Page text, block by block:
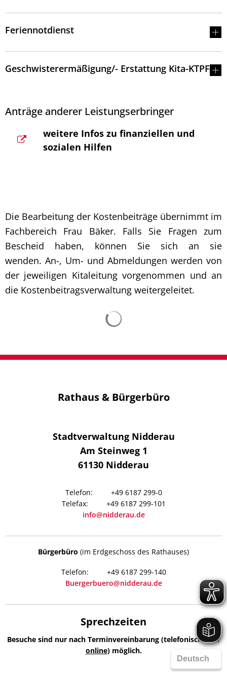
Feriennotdienst
Geschwisterermäßigung/- Erstattung Kita-KTPF
Anträge anderer Leistungserbringer
weitere Infos zu finanziellen und
sozialen Hilfen
Die Bearbeitung der Kostenbeiträge übernimmt im
Fachbereich Frau Bäker. Falls Sie Fragen zum
Bescheid haben, können Sie sich an sie
wenden. An-, Um- und Abmeldungen werden von
der jeweiligen Kitaleitung vorgenommen und an
die Kostenbeitragsverwaltung weitergeleitet.
Rathaus & Bürgerbüro
Stadtverwaltung Nidderau
Am Steinweg 1
61130 Nidderau
+49 6187 299-0
+49 6187 299-101
info@nidderau.de
Bürgerbüro (im Erdgeschoss des Rathauses)
+49 6187 299-140
Buergerbuero@nidderau.de
Sprechzeiten
Besuche sind nur nach Terminvereinbarung (telefonisch oder
online) möglich.